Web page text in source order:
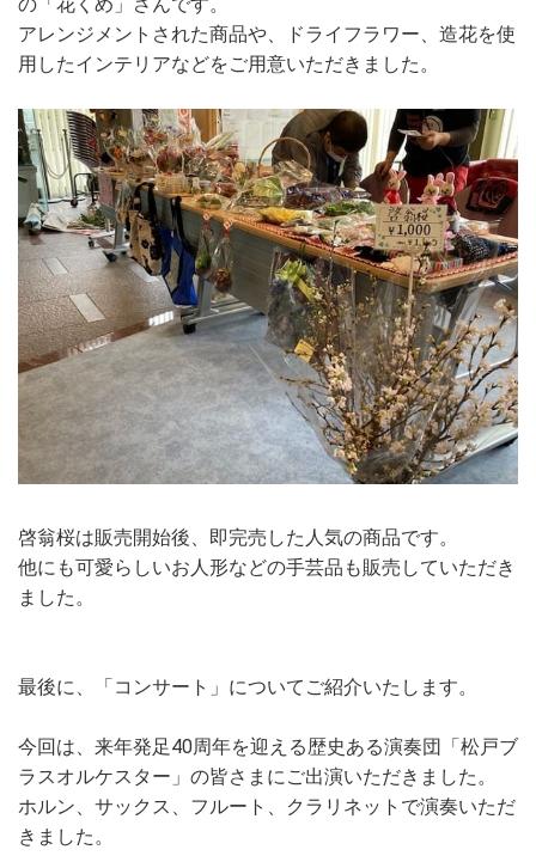
アレンジメントされた商品や、ドライフラワー、造花を使
用したインテリアなどをご用意いただきました。
啓翁桜は販売開始後、即完売した人気の商品です。
他にも可愛らしいお人形などの手芸品も販売していただき
ました。
最後に、「コンサート」についてご紹介いたします。
今回は、来年発足40周年を迎える歴史ある演奏団「松戸ブ
ラスオルケスター」の皆さまにご出演いただきました。
ホルン、サックス、フルート、クラリネットで演奏いただ
きました。